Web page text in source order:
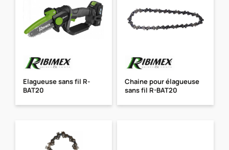
Elagueuse sans fil R-
BAT20
Chaine pour élagueuse
sans fil R-BAT20